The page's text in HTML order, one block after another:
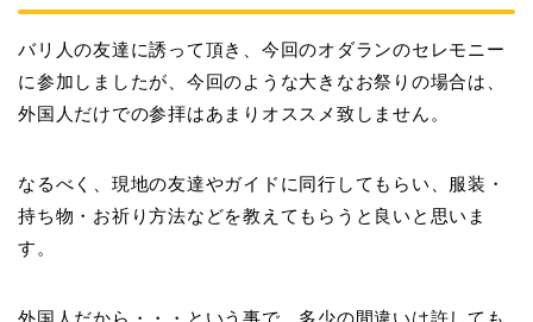
バリ人の友達に誘って頂き、今回のオダランのセレモニー
に参加しましたが、今回のような大きなお祭りの場合は、
外国人だけでの参拝はあまりオススメ致しません。
なるべく、現地の友達やガイドに同行してもらい、服装・
持ち物・お祈り方法などを教えてもらうと良いと思いま
す。
外国人だから・・・という事で、多少の間違いは許しても